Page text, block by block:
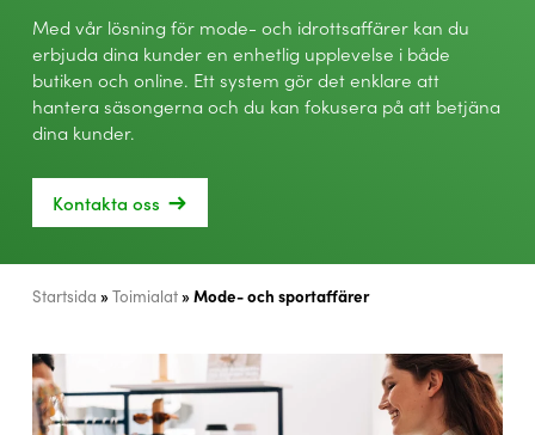
Med vår lösning för mode- och idrottsaffärer kan du
erbjuda dina kunder en enhetlig upplevelse i både
butiken och online. Ett system gör det enklare att
hantera säsongerna och du kan fokusera på att betjäna
dina kunder.
Kontakta oss
Startsida »Toimialat»Mode- och sportaffärer